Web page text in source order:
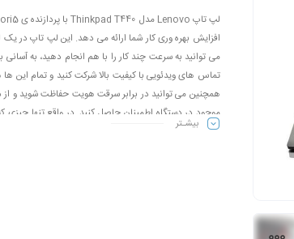
افزایش بهره وری کار شما ارائه می دهد. این لپ تاپ در
می توانید به سرعت چند کار را با هم انجام دهید، به
تماس های ویدئویی با کیفیت بالا شرکت کنید و تمام این ها
همچنین می توانید در برابر سرقت هویت حفاظت شوید و
انگیزتر است، کاری است که کاربران شما با آن انجام خواهند
بیشـتر